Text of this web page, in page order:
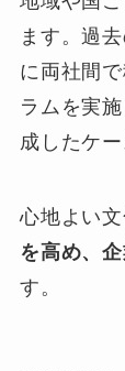
ます。過
に両社間
ラムを実
成したケー
心地よい文
を高め、
す。